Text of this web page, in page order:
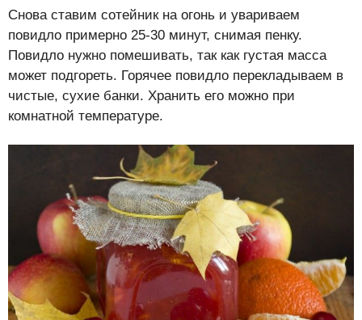
Снова ставим сотейник на огонь и увариваем
повидло примерно 25-30 минут, снимая пенку.
Повидло нужно помешивать, так как густая масса
может подгореть. Горячее повидло перекладываем в
чистые, сухие банки. Хранить его можно при
комнатной температуре.